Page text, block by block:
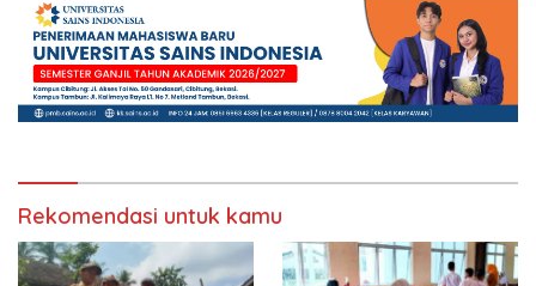
Rekomendasi untuk kamu